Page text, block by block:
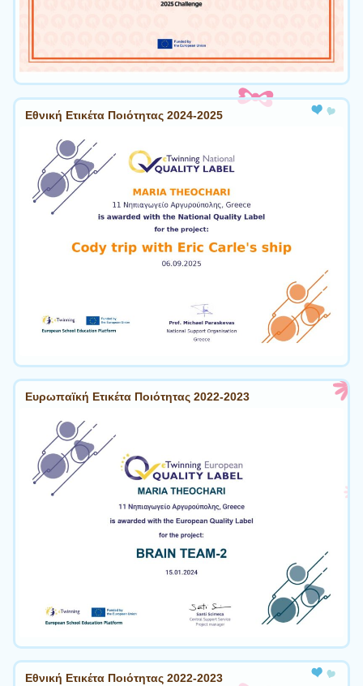
Εθνική Ετικέτα Ποιότητας 2024-2025
Ευρωπαϊκή Ετικέτα Ποιότητας 2022-2023
Εθνική Ετικέτα Ποιότητας 2022-2023